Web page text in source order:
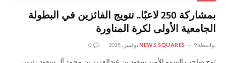
بمشاركة 250 لاعبًا.. تتويج الفائزين في البطولة
الجامعية الأولى لكرة المناورة
بواسطة NEWS SQUARES 9 نوفمبر، 2025 0
توج صاحب السمو الأمير سعود بن عبدالعزيز بن محمد آل سعود رئيس